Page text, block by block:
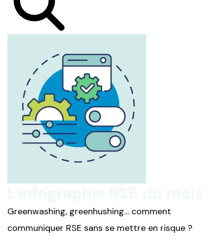
Greenwashing, greenhushing… comment
communiquer RSE sans se mettre en risque ?